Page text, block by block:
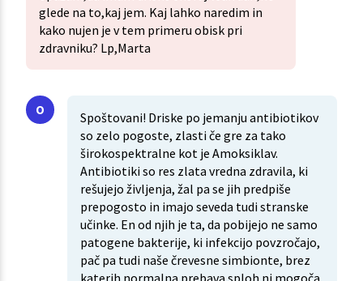
glede na to,kaj jem. Kaj lahko naredim in
kako nujen je v tem primeru obisk pri
zdravniku? Lp,Marta
Spoštovani! Driske po jemanju antibiotikov
so zelo pogoste, zlasti če gre za tako
širokospektralne kot je Amoksiklav.
Antibiotiki so res zlata vredna zdravila, ki
rešujejo življenja, žal pa se jih predpiše
prepogosto in imajo seveda tudi stranske
učinke. En od njih je ta, da pobijejo ne samo
patogene bakterije, ki infekcijo povzročajo,
pač pa tudi naše črevesne simbionte, brez